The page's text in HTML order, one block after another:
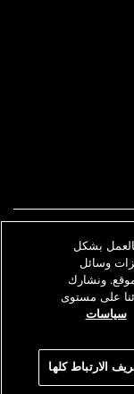
بنا
بشكل
وسائل
ونشارك
على مستوى
سياسات
الارتباط كلها